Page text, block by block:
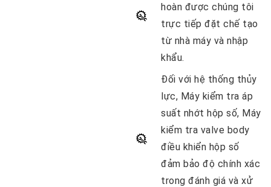
hoàn được chúng tôi
trực tiếp đặt chế tạo
từ nhà máy và nhập
khẩu.
Đối với hệ thống thủy
lực, Máy kiểm tra áp
suất nhớt hộp số, Máy
kiểm tra valve body
điều khiển hộp số
đảm bảo độ chính xác
trong đánh giá và xử